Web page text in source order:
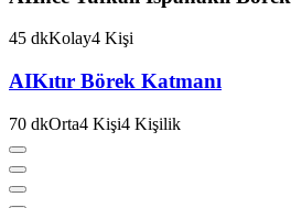
45 dkKolay4 Kişi
AIKıtır Börek Katmanı
70 dkOrta4 Kişi4 Kişilik